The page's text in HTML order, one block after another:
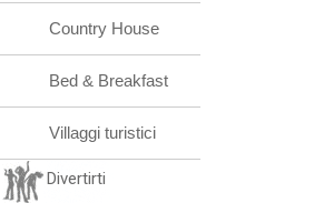
Country House
Bed & Breakfast
Villaggi turistici
Divertirti